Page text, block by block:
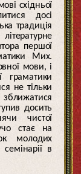
східньої
досі
традиція
першої
Мих.
мови, і
граматики
не тільки
зближатися
досить
чистої
стає на
молодих
в